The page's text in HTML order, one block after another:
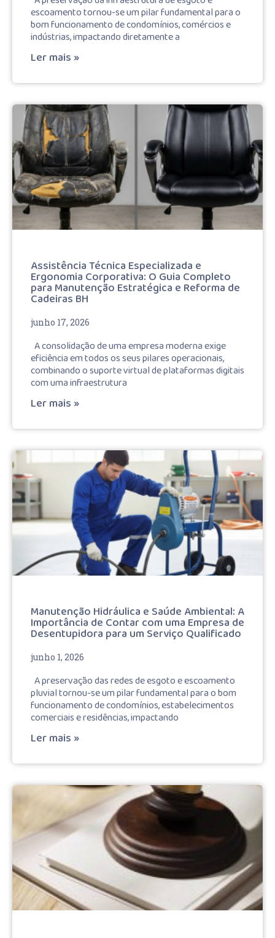
escoamento tornou-se um pilar fundamental para o
bom funcionamento de condomínios, comércios e
indústrias, impactando diretamente a
Ler mais »
Assistência Técnica Especializada e
Ergonomia Corporativa: O Guia Completo
para Manutenção Estratégica e Reforma de
Cadeiras BH
junho 17, 2026
A consolidação de uma empresa moderna exige
eficiência em todos os seus pilares operacionais,
combinando o suporte virtual de plataformas digitais
com uma infraestrutura
Ler mais »
Manutenção Hidráulica e Saúde Ambiental: A
Importância de Contar com uma Empresa de
Desentupidora para um Serviço Qualificado
junho 1, 2026
A preservação das redes de esgoto e escoamento
pluvial tornou-se um pilar fundamental para o bom
funcionamento de condomínios, estabelecimentos
comerciais e residências, impactando
Ler mais »